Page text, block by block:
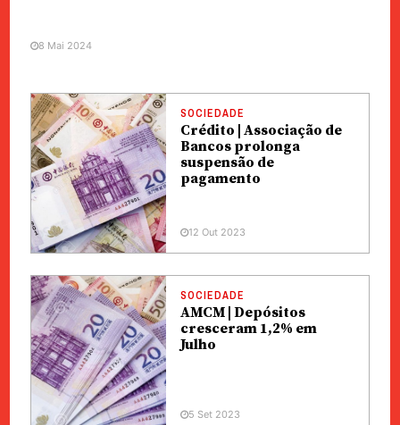
8 Mai 2024
SOCIEDADE
Crédito | Associação de
Bancos prolonga
suspensão de
pagamento
12 Out 2023
SOCIEDADE
AMCM | Depósitos
cresceram 1,2% em
Julho
5 Set 2023